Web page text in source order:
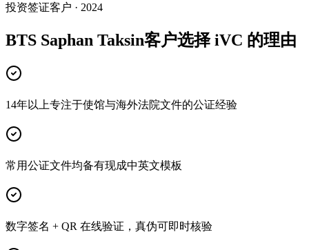
投资签证客户 · 2024
BTS Saphan Taksin客户选择 iVC 的理由
14年以上专注于使馆与海外法院文件的公证经验
常用公证文件均备有现成中英文模板
数字签名 + QR 在线验证，真伪可即时核验